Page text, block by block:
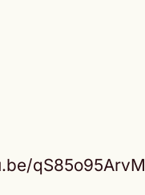
qS85o95ArvM